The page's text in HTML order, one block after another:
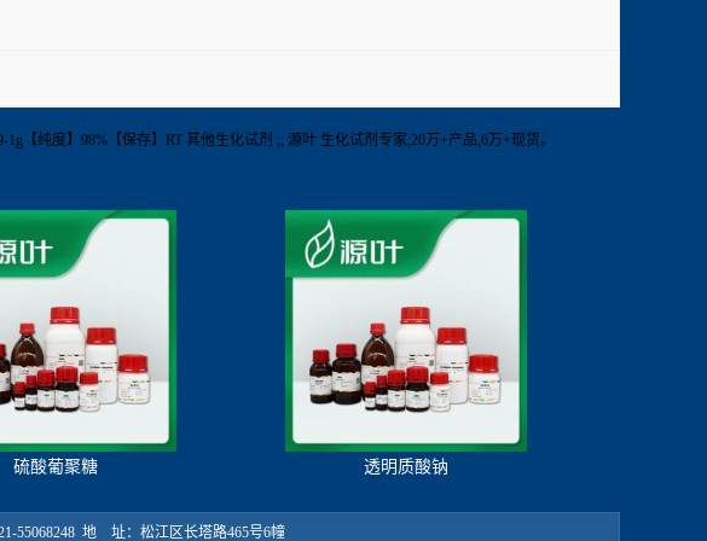
【纯度】98%【保存】RT 其他生化试剂 ;; 源叶 生化试剂专家;20万+产品,6万+现货。
硫酸葡聚糖 透明质酸钠
55068248 地 址：松江区长塔路465号6幢